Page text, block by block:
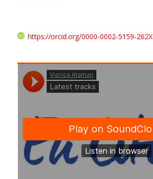
https://orcid.org/0000-0002-5159-262X